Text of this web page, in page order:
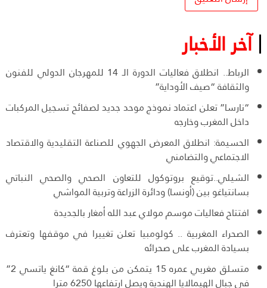
آخر الأخبار
الرباط.. انطلاق فعاليات الدورة الـ 14 للمهرجان الدولي للفنون
والثقافة “صيف الأوداية”
“نارسا” تعلن اعتماد نموذج موحد جديد لصفائح تسجيل المركبات
داخل المغرب وخارجه
الحسيمة: انطلاق المعرض الجهوي للصناعة التقليدية والاقتصاد
الاجتماعي والتضامني
الشيلي..توقيع بروتوكول للتعاون الصحي والصحي النباتي
بسانتياغو بين (أونسا) ودائرة الزراعة وتربية المواشي
افتتاح فعاليات موسم مولاي عبد الله أمغار بالجديدة
الصحراء المغربية .. كولومبيا تعلن تغييرا في موقفها وتعترف
بسيادة المغرب على صحرائه
متسلق مغربي عمره 15 يتمكن من بلوغ قمة “كانغ ياتسي 2”
في جبال الهيمالايا الهندية ويصل ارتفاعها 6250 مترا